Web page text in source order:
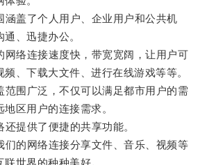
盖了个人用户、企业用户和公共机
、迅捷办公。
络连接速度快，带宽宽阔，让用户可
频、下载大文件、进行在线游戏等等。
围广泛，不仅可以满足都市用户的需
区用户的连接需求。
提供了便捷的共享功能。
的网络连接分享文件、音乐、视频等